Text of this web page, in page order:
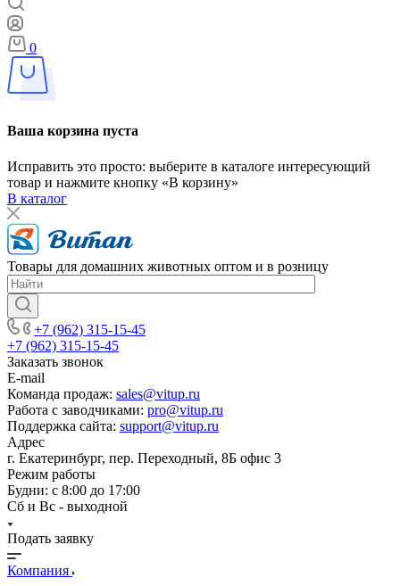
0
Ваша корзина пуста
Исправить это просто: выберите в каталоге интересующий
товар и нажмите кнопку «В корзину»
В каталог
Товары для домашних животных оптом и в розницу
+7 (962) 315-15-45
+7 (962) 315-15-45
Заказать звонок
E-mail
Команда продаж: sales@vitup.ru
Работа с заводчиками: pro@vitup.ru
Поддержка сайта: support@vitup.ru
Адрес
г. Екатеринбург, пер. Переходный, 8Б офис 3
Режим работы
Будни: с 8:00 до 17:00
Сб и Вс - выходной
Подать заявку
Компания